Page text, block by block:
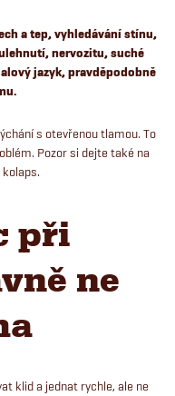
a tep, vyhledávání stínu,
nervozitu, suché
jazyk, pravděpodobně
s otevřenou tlamou. To
Pozor si dejte také na
při
ne
klid a jednat rychle, ale ne